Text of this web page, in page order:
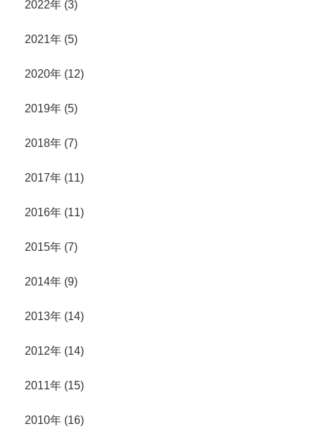
2022年 (3)
2021年 (5)
2020年 (12)
2019年 (5)
2018年 (7)
2017年 (11)
2016年 (11)
2015年 (7)
2014年 (9)
2013年 (14)
2012年 (14)
2011年 (15)
2010年 (16)